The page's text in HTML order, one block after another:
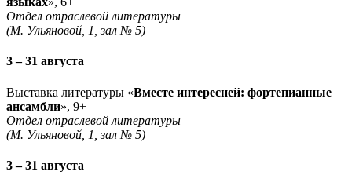
Отдел отраслевой литературы
(М. Ульяновой, 1, зал № 5)
3 – 31 августа
Выставка литературы «Вместе интересней: фортепианные
ансамбли», 9+
Отдел отраслевой литературы
(М. Ульяновой, 1, зал № 5)
3 – 31 августа